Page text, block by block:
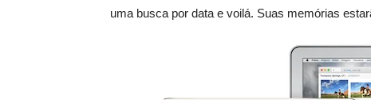
uma busca por data e voilá. Suas memórias